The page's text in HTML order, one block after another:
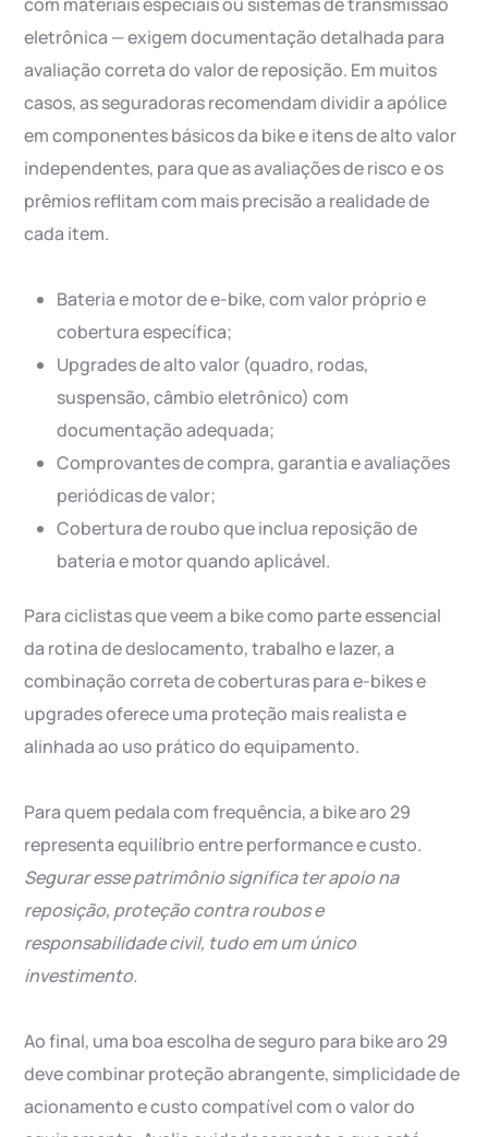
eletrônica — exigem documentação detalhada para
avaliação correta do valor de reposição. Em muitos
casos, as seguradoras recomendam dividir a apólice
em componentes básicos da bike e itens de alto valor
independentes, para que as avaliações de risco e os
prêmios reflitam com mais precisão a realidade de
cada item.
Bateria e motor de e-bike, com valor próprio e
cobertura específica;
Upgrades de alto valor (quadro, rodas,
suspensão, câmbio eletrônico) com
documentação adequada;
Comprovantes de compra, garantia e avaliações
periódicas de valor;
Cobertura de roubo que inclua reposição de
bateria e motor quando aplicável.
Para ciclistas que veem a bike como parte essencial
da rotina de deslocamento, trabalho e lazer, a
combinação correta de coberturas para e-bikes e
upgrades oferece uma proteção mais realista e
alinhada ao uso prático do equipamento.
Para quem pedala com frequência, a bike aro 29
representa equilíbrio entre performance e custo.
Segurar esse patrimônio significa ter apoio na
reposição, proteção contra roubos e
responsabilidade civil, tudo em um único
investimento.
Ao final, uma boa escolha de seguro para bike aro 29
deve combinar proteção abrangente, simplicidade de
acionamento e custo compatível com o valor do